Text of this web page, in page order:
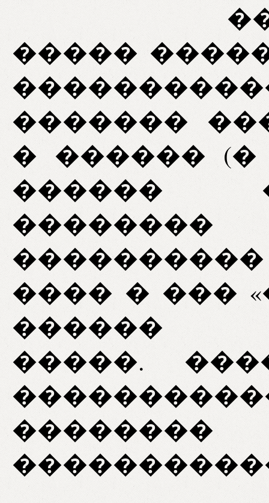
������
�����
�������
� ������ (�
������
���� � ���
������
�����.